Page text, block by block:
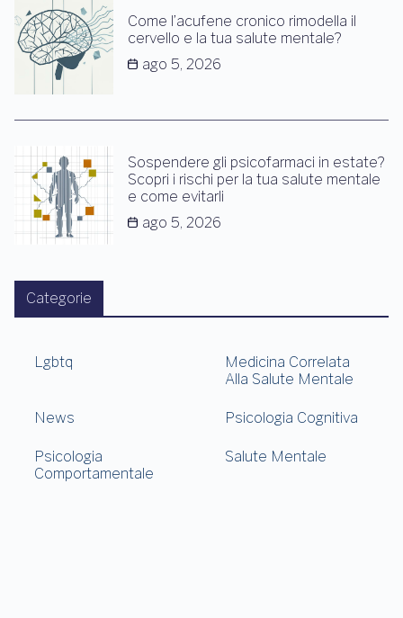
Come l’acufene cronico rimodella il
cervello e la tua salute mentale?
ago 5, 2026
Sospendere gli psicofarmaci in estate?
Scopri i rischi per la tua salute mentale
e come evitarli
ago 5, 2026
Categorie
Lgbtq
Medicina Correlata
Alla Salute Mentale
News Psicologia Cognitiva
Psicologia
Comportamentale
Salute Mentale